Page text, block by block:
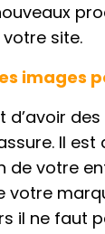
votre site.
images
d’avoir
Il
de votre
votre
il ne faut